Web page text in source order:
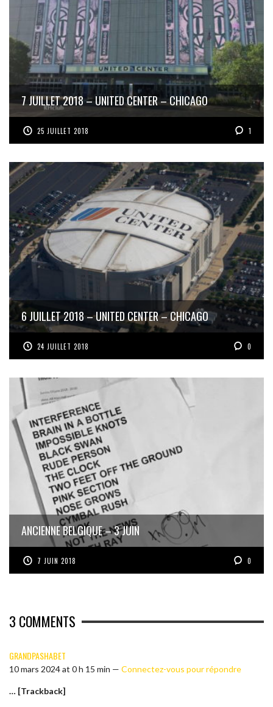
7 JUILLET 2018 – UNITED CENTER – CHICAGO
25 JUILLET 2018 1
6 JUILLET 2018 – UNITED CENTER – CHICAGO
24 JUILLET 2018 0
ANCIENNE BELGIQUE – 3 JUIN
7 JUIN 2018 0
3 COMMENTS
GRANDPASHABET
10 mars 2024 at 0 h 15 min — Connectez-vous pour répondre
… [Trackback]